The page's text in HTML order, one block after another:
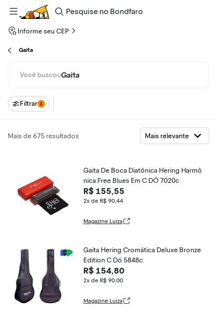
Pesquise
Bondfaro
Informe seu CEP
Gaita
Você buscouGaita
Filtrar 1
Mais de 675 resultados
Gaita De Boca Diatônica Hering Harmô
nica Free Blues Em C DÓ 7020c
R$ 155,55
2x de R$ 90,44
Magazine Luiza
Gaita Hering Cromática Deluxe Bronze
Edition C Dó 5848c
R$ 154,80
2x de R$ 90,00
Magazine Luiza